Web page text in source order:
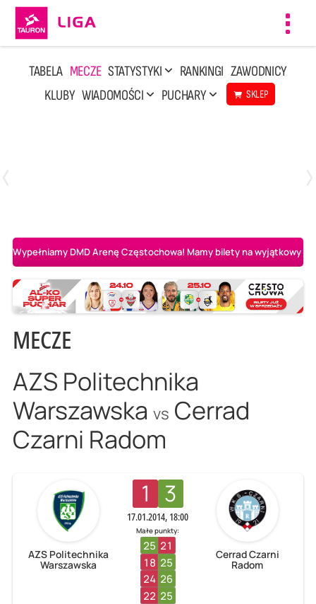
TABELA MECZE STATYSTYKI RANKINGI ZAWODNICY
KLUBY WIADOMOŚCI PUCHARY SKLEP
Wypełniamy DMD Arenę Częstochowa! Mamy bilety na wyjątkowy
MECZE
AZS Politechnika
Warszawska vs Cerrad
Czarni Radom
AZS Politechnika
Warszawska
1 3
17.01.2014, 18:00
Małe punkty:
25 21
18 25
24 26
22 25
Cerrad Czarni
Radom